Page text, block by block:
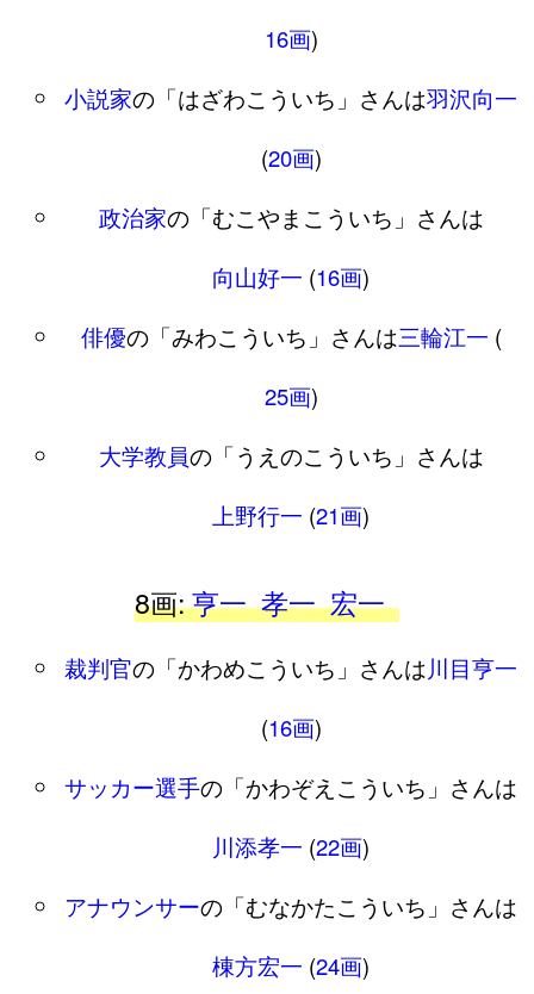
16画)
小説家の「はざわこういち」さんは羽沢向一
(20画)
政治家の「むこやまこういち」さんは
向山好一 (16画)
俳優の「みわこういち」さんは三輪江一 (
25画)
大学教員の「うえのこういち」さんは
上野行一 (21画)
8画:亨一 孝一 宏一
裁判官の「かわめこういち」さんは川目亨一
(16画)
サッカー選手の「かわぞえこういち」さんは
川添孝一 (22画)
アナウンサーの「むなかたこういち」さんは
棟方宏一 (24画)